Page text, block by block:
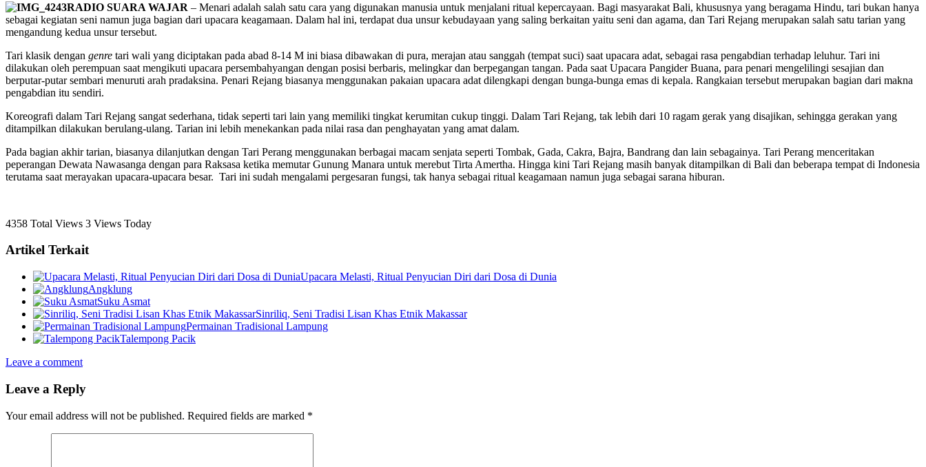
RADIO SUARA WAJAR – Menari adalah salah satu cara yang digunakan manusia untuk menjalani ritual kepercayaan. Bagi masyarakat Bali, khususnya yang beragama Hindu, tari bukan hanya
sebagai kegiatan seni namun juga bagian dari upacara keagamaan. Dalam hal ini, terdapat dua unsur kebudayaan yang saling berkaitan yaitu seni dan agama, dan Tari Rejang merupakan salah satu tarian yang
mengandung kedua unsur tersebut.
Tari klasik dengan genre tari wali yang diciptakan pada abad 8-14 M ini biasa dibawakan di pura, merajan atau sanggah (tempat suci) saat upacara adat, sebagai rasa pengabdian terhadap leluhur. Tari ini
dilakukan oleh perempuan saat mengikuti upacara persembahyangan dengan posisi berbaris, melingkar dan berpegangan tangan. Pada saat Upacara Pangider Buana, para penari mengelilingi sesajian dan
berputar-putar sembari menuruti arah pradaksina. Penari Rejang biasanya menggunakan pakaian upacara adat dilengkapi dengan bunga-bunga emas di kepala. Rangkaian tersebut merupakan bagian dari makna
pengabdian itu sendiri.
Koreografi dalam Tari Rejang sangat sederhana, tidak seperti tari lain yang memiliki tingkat kerumitan cukup tinggi. Dalam Tari Rejang, tak lebih dari 10 ragam gerak yang disajikan, sehingga gerakan yang
ditampilkan dilakukan berulang-ulang. Tarian ini lebih menekankan pada nilai rasa dan penghayatan yang amat dalam.
Pada bagian akhir tarian, biasanya dilanjutkan dengan Tari Perang menggunakan berbagai macam senjata seperti Tombak, Gada, Cakra, Bajra, Bandrang dan lain sebagainya. Tari Perang menceritakan
peperangan Dewata Nawasanga dengan para Raksasa ketika memutar Gunung Manara untuk merebut Tirta Amertha. Hingga kini Tari Rejang masih banyak ditampilkan di Bali dan beberapa tempat di Indonesia
terutama saat merayakan upacara-upacara besar. Tari ini sudah mengalami pergesaran fungsi, tak hanya sebagai ritual keagamaan namun juga sebagai sarana hiburan.
4358 Total Views 3 Views Today
Artikel Terkait
Upacara Melasti, Ritual Penyucian Diri dari Dosa di Dunia
Angklung
Suku Asmat
Sinriliq, Seni Tradisi Lisan Khas Etnik Makassar
Permainan Tradisional Lampung
Talempong Pacik
Leave a comment
Leave a Reply
Your email address will not be published. Required fields are marked *